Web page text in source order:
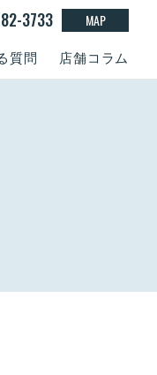
質問 店舗コラム
3733 MAP